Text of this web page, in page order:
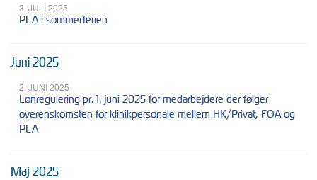
3. JULI 2025
PLA i sommerferien
Juni 2025
2. JUNI 2025
Lønregulering pr. 1. juni 2025 for medarbejdere der følger
overenskomsten for klinikpersonale mellem HK/Privat, FOA og
PLA
Maj 2025